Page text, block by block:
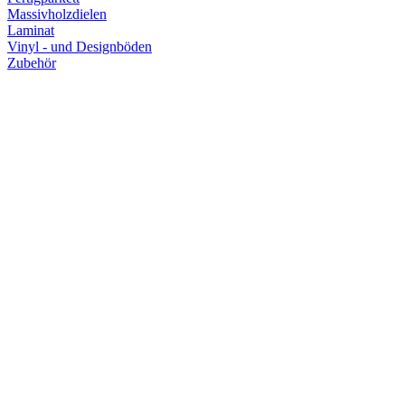
Massivholzdielen
Laminat
Vinyl - und Designböden
Zubehör